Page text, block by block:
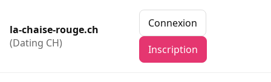
la-chaise-rouge.ch
(Dating CH)
Connexion
Inscription